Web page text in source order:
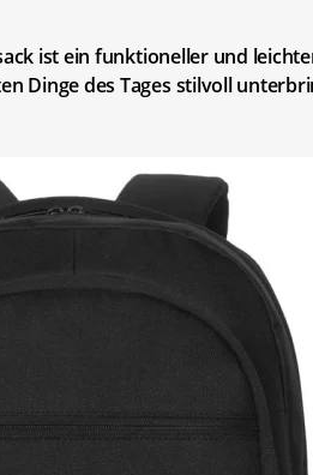
ist ein funktioneller und
Dinge des Tages stilvoll